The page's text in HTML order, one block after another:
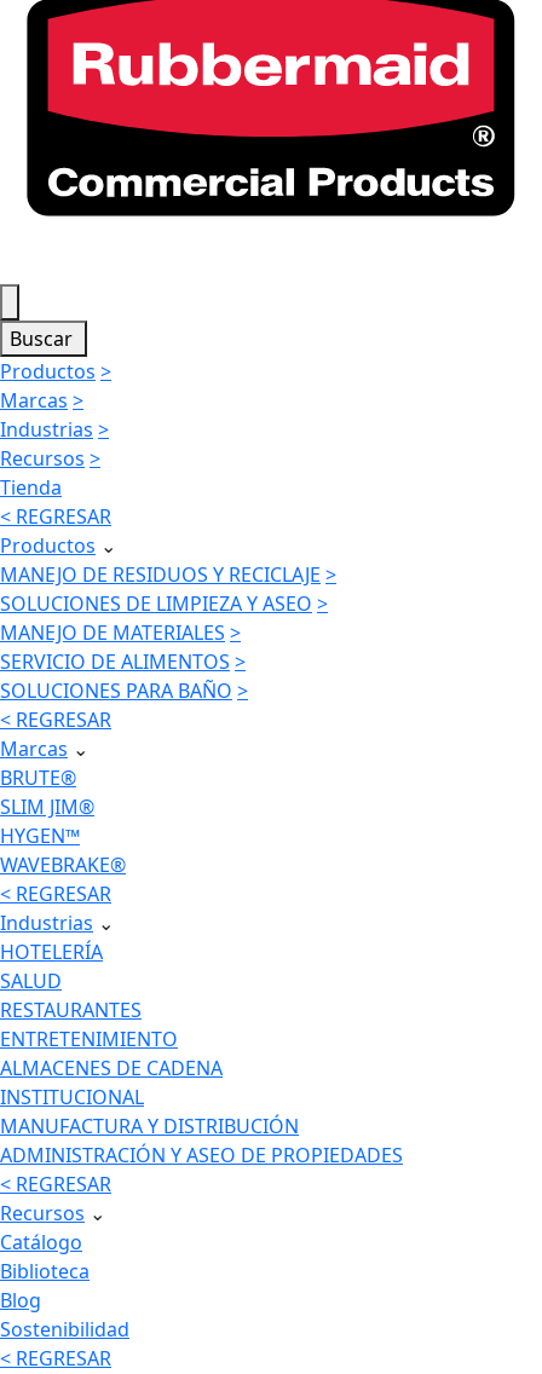
Buscar
Productos >
Marcas >
Industrias >
Recursos >
Tienda
< REGRESAR
Productos ⌄
MANEJO DE RESIDUOS Y RECICLAJE >
SOLUCIONES DE LIMPIEZA Y ASEO >
MANEJO DE MATERIALES >
SERVICIO DE ALIMENTOS >
SOLUCIONES PARA BAÑO >
< REGRESAR
Marcas ⌄
BRUTE®
SLIM JIM®
HYGEN™
WAVEBRAKE®
< REGRESAR
Industrias ⌄
HOTELERÍA
SALUD
RESTAURANTES
ENTRETENIMIENTO
ALMACENES DE CADENA
INSTITUCIONAL
MANUFACTURA Y DISTRIBUCIÓN
ADMINISTRACIÓN Y ASEO DE PROPIEDADES
< REGRESAR
Recursos ⌄
Catálogo
Biblioteca
Blog
Sostenibilidad
< REGRESAR